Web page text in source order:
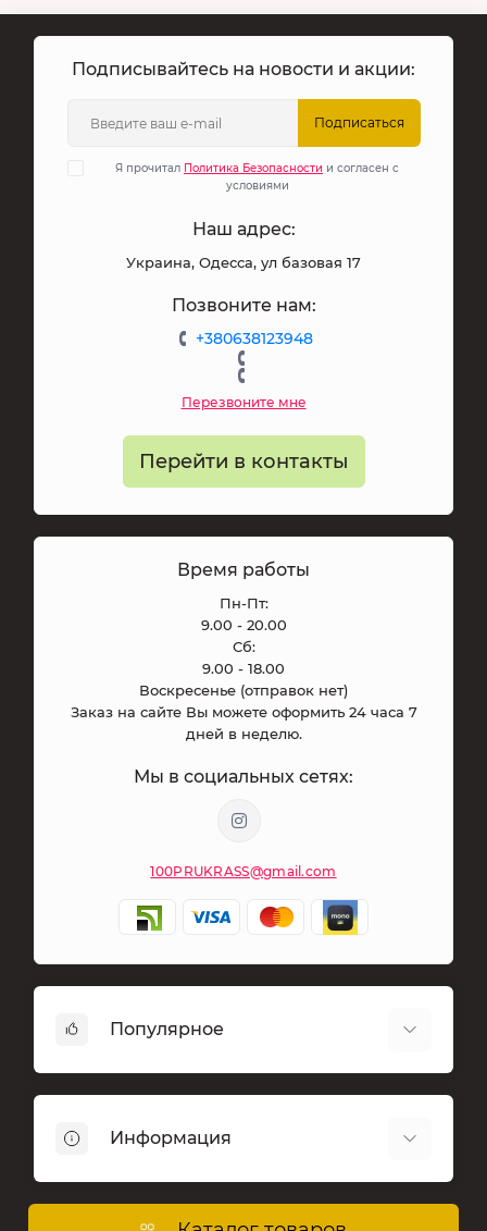
Подписывайтесь на новости и акции:
Подписаться
Я прочитал Политика Безопасности и согласен с
условиями
Наш адрес:
Украина, Одесса, ул базовая 17
Позвоните нам:
+380638123948
Перезвоните мне
Перейти в контакты
Время работы
Пн-Пт:
9.00 - 20.00
Сб:
9.00 - 18.00
Воскресенье (отправок нет)
Заказ на сайте Вы можете оформить 24 часа 7
дней в неделю.
Мы в социальных сетях:
100PRUKRASS@gmail.com
Популярное
Магниты сувенирные
Сувениры
Фурнитура для бижутерии, брелоков и
Информация